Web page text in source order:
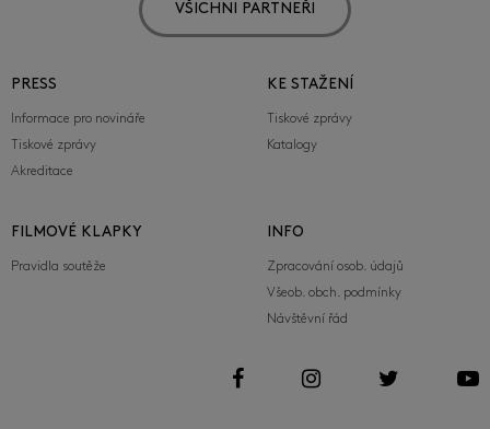
VŠICHNI PARTNEŘI
PRESS
Informace pro novináře
Tiskové zprávy
Akreditace
KE STAŽENÍ
Tiskové zprávy
Katalogy
FILMOVÉ KLAPKY
Pravidla soutěže
INFO
Zpracování osob. údajů
Všeob. obch. podmínky
Návštěvní řád